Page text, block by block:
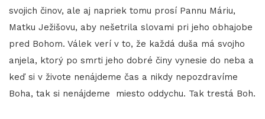
svojich činov, ale aj napriek tomu prosí Pannu Máriu,
Matku Ježišovu, aby nešetrila slovami pri jeho obhajobe
pred Bohom. Válek verí v to, že každá duša má svojho
anjela, ktorý po smrti jeho dobré činy vynesie do neba a
keď si v živote nenájdeme čas a nikdy nepozdravíme
Boha, tak si nenájdeme miesto oddychu. Tak trestá Boh.